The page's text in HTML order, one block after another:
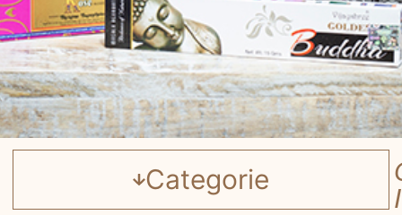
Categorie